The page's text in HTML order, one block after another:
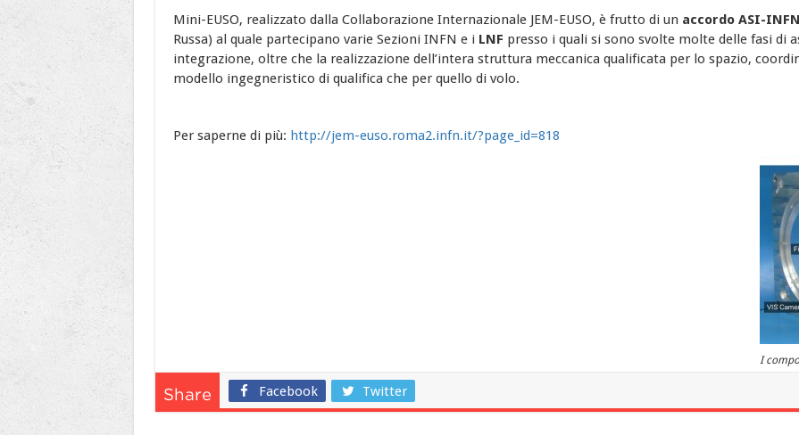
Mini-EUSO, realizzato dalla Collaborazione Internazionale JEM-EUSO, è frutto di un accordo ASI-
Russa) al quale partecipano varie Sezioni INFN e i LNF presso i quali si sono svolte molte delle fasi di
integrazione, oltre che la realizzazione dell’intera struttura meccanica qualificata per lo spazio,
modello ingegneristico di qualifica che per quello di volo.
Per saperne di più: http://jem-euso.roma2.infn.it/?page_id=818
I
Share Facebook Twitter